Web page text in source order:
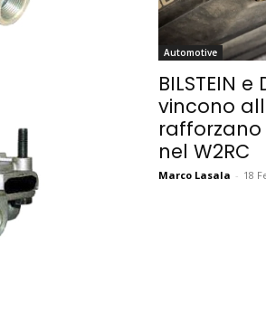
Automotive
BILSTEIN
vincono
nel W2RC
Marco Lasala - 18